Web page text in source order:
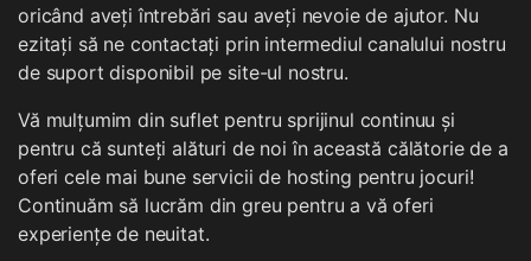
oricând aveți întrebări sau aveți nevoie de ajutor. Nu
ezitați să ne contactați prin intermediul canalului nostru
de suport disponibil pe site-ul nostru.
Vă mulțumim din suflet pentru sprijinul continuu și
pentru că sunteți alături de noi în această călătorie de a
oferi cele mai bune servicii de hosting pentru jocuri!
Continuăm să lucrăm din greu pentru a vă oferi
experiențe de neuitat.